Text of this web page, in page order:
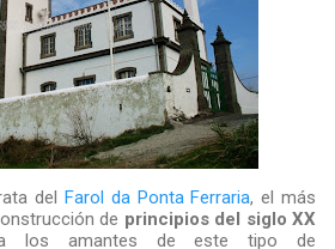
del Farol da Ponta Ferraria, el más
de principios del siglo XX
los amantes de este tipo de